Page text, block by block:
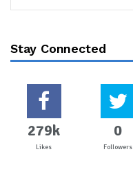
Stay Connected
279k
Likes
0
Followers